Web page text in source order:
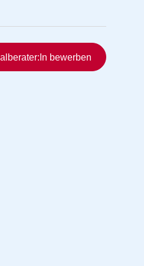
Schnellzugriff
bewerben